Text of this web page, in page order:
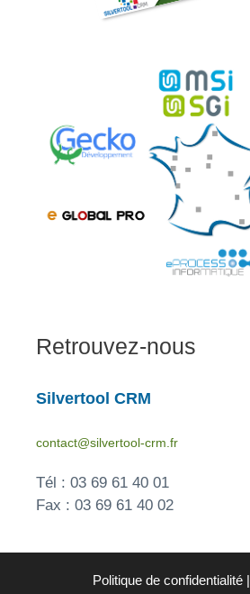
Retrouvez-nous
Silvertool CRM
contact@silvertool-crm.fr
Tél : 03 69 61 40 01
Fax : 03 69 61 40 02
Politique de confidentialité|